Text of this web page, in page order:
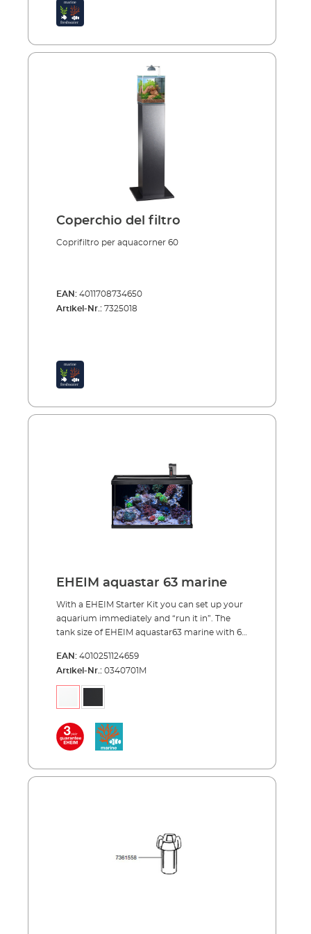
Coperchio del filtro
Coprifiltro per aquacorner 60
EAN: 4011708734650
Artikel-Nr.: 7325018
EHEIM aquastar 63 marine
With a EHEIM Starter Kit you can set up your
aquarium immediately and “run it in”. The
tank size of EHEIM aquastar63 marine with 63
complete set convinces with high quality and
best workmanship. The clear concept
includes the modern, flat design of the cover
for care and maintenance. The energy-
efficient LED lighting only requires 2x7,7 W
operation of a marine water aquarium the
streamON 1800. All comes with this all-round
carefree package. EHEIM aquastar63 marine
is available in black and white, 60x30x35
EAN: 4010251124659
Artikel-Nr.: 0340701M